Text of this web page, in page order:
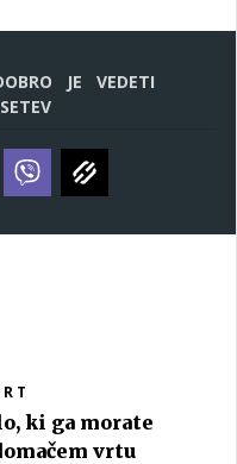
JE
VEDETI
SETEV
ki ga morate
vrtu